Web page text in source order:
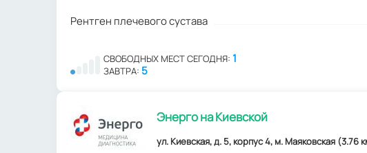
Рентген плечевого сустава
СВОБОДНЫХ МЕСТ СЕГОДНЯ: 1
ЗАВТРА: 5
Энерго на Киевской
ул. Киевская, д. 5, корпус 4, м. Маяковская (3.76